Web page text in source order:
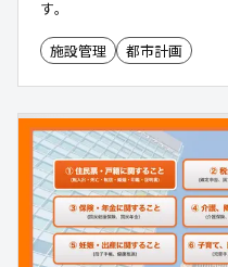
す。
施設管理 都市計画